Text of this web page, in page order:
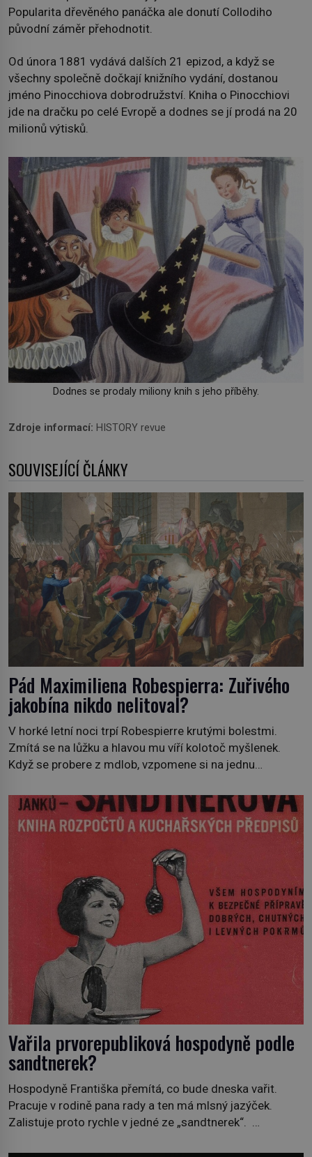
Popularita dřevěného panáčka ale donutí Collodiho
původní záměr přehodnotit.
Od února 1881 vydává dalších 21 epizod, a když se
všechny společně dočkají knižního vydání, dostanou
jméno Pinocchiova dobrodružství. Kniha o Pinocchiovi
jde na dračku po celé Evropě a dodnes se jí prodá na 20
milionů výtisků.
Dodnes se prodaly miliony knih s jeho příběhy.
Zdroje informací: HISTORY revue
SOUVISEJÍCÍ ČLÁNKY
Pád Maximiliena Robespierra: Zuřivého
jakobína nikdo nelitoval?
V horké letní noci trpí Robespierre krutými bolestmi.
Zmítá se na lůžku a hlavou mu víří kolotoč myšlenek.
Když se probere z mdlob, vzpomene si na jednu
Prorokovala mu tragický osud. Tehdy se jí vysmál.
„Robespierre to dotáhne hodně daleko,“ prohlásil o něm
jiný významný francouzský revolucionář, Honoré de
Vařila prvorepubliková hospodyně podle
sandtnerek?
Hospodyně Františka přemítá, co bude dneska vařit.
Pracuje v rodině pana rady a ten má mlsný jazýček.
Zalistuje proto rychle v jedné ze „sandtnerek“.